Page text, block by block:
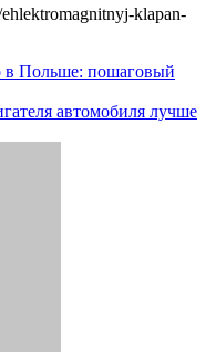
klapan-
в Польше: пошаговый
автомобиля лучше